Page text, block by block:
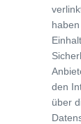
den
über